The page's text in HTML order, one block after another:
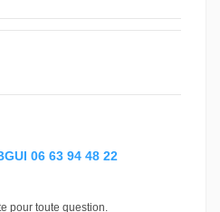
06 63 94 48 22
pour toute question.